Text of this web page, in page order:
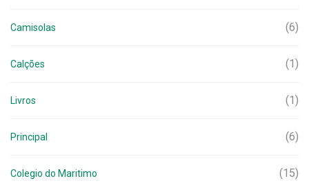
Camisolas (6)
Calções (1)
Livros (1)
Principal (6)
Colegio do Maritimo (15)